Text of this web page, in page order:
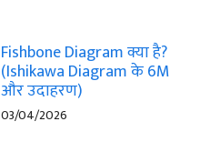
Fishbone Diagram क्या है?
(Ishikawa Diagram के 6M
और उदाहरण)
03/04/2026